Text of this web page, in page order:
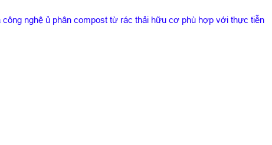
nghệ ủ phân compost từ rác thải hữu cơ phù hợp với thực tiễn